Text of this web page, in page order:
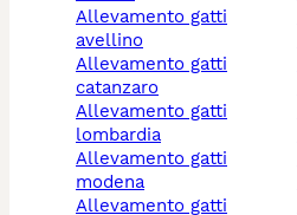
allevamento gatti
avellino
allevamento gatti
catanzaro
allevamento gatti
lombardia
allevamento gatti
modena
allevamento gatti